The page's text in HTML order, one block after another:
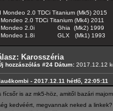
Mondeo 2.0 TDCi Titanium (Mk5) 2015
2.0 TDCi Titanium (Mk4) 2011
2.0i Ghia (Mk2) 1999
1.8i GLX (Mk1) 1993
Karosszéria
hozzászólás #24 Dátum: 2017.12.12
- 2017.12.11 hétfő, 22:05:11
fícsőr is az mk5-höz, amitől bazári
kedvéért, megvannak neked a